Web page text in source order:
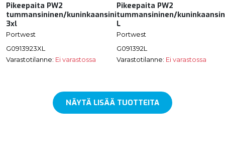
Pikeepaita PW2
tummansininen/kuninkaansininen
3xl
Portwest
G0913923XL
Varastotilanne: Ei varastossa
Pikeepaita PW2
tummansininen/
L
Portwest
G091392L
Varastotilanne: Ei varastossa
NÄYTÄ LISÄÄ TUOTTEITA